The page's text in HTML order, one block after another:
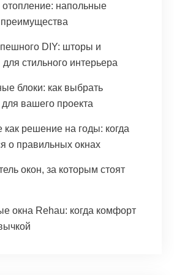
напольные
DIY: шторы и
стильного интерьера
блоки: как выбрать
вашего проекта
как решение на годы: когда
о правильных окнах
окон, за которым стоят
окна Rehau: когда комфорт